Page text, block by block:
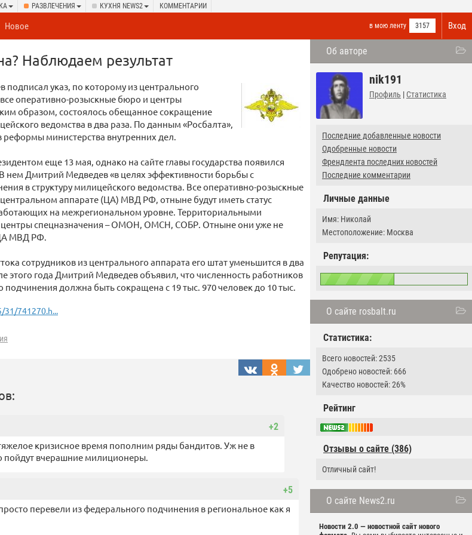
РАЗВЛЕЧЕНИЯ КУХНЯ NEWS2 КОММЕНТАРИИ
Вход
в мою ленту 3157
Новое
Об авторе
nik191
Профиль | Статистика
Последние добавленные новости
Одобренные новости
Френдлента последних новостей
Последние комментарии
Личные данные
Имя: Николай
Местоположение: Москва
Репутация:
О сайте rosbalt.ru
Статистика:
Всего новостей: 2535
Одобрено новостей: 666
Качество новостей: 26%
Рейтинг
Отзывы о сайте (386)
Отличный сайт!
О сайте News2.ru
Новости 2.0 — новостной сайт нового
Наблюдаем результат
указ, по которому из центрального
оперативно-розыскные бюро и центры
образом, состоялось обещанное сокращение
ведомства в два раза. По данным «Росбалта»,
реформы министерства внутренних дел.
еще 13 мая, однако на сайте главы государства появился
нем Дмитрий Медведев «в целях эффективности борьбы с
в структуру милицейского ведомства. Все оперативно-розыскные
аппарате (ЦА) МВД РФ, отныне будут иметь статус
на межрегиональном уровне. Территориальными
центры спецназначения – ОМОН, ОМСН, СОБР. Отныне они уже не
ЦА МВД РФ.
сотрудников из центрального аппарата его штат уменьшится в два
этого года Дмитрий Медведев объявил, что численность работников
должна быть сокращена с 19 тыс. 970 человек до 10 тыс.
31/741270.h...
+2
кризисное время пополним ряды бандитов. Уж не в
пойдут вчерашние милиционеры.
+5
перевели из федерального подчинения в региональное как я